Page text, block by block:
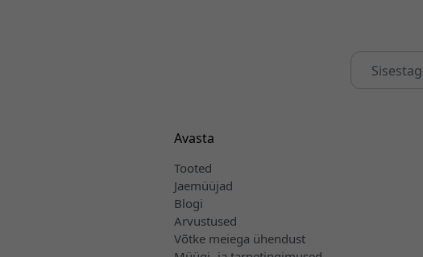
Avasta
Tooted
Jaemüüjad
Blogi
Arvustused
Võtke meiega ühendust